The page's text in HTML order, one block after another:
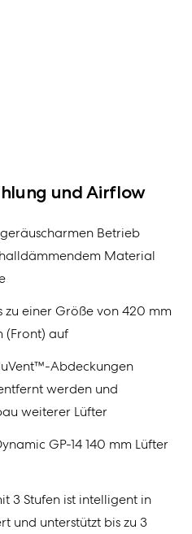
und Airflow
Betrieb
Material
einer Größe von 420 mm
(Front) auf
Abdeckungen
werden und
weiterer Lüfter
GP-14 140 mm Lüfter
3 Stufen ist intelligent in
und unterstützt bis zu 3